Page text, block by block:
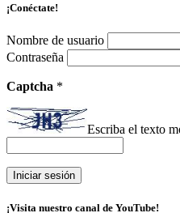
¡Conéctate!
Nombre de usuario
Contraseña
Captcha *
Escriba el texto
¡Visita nuestro canal de YouTube!